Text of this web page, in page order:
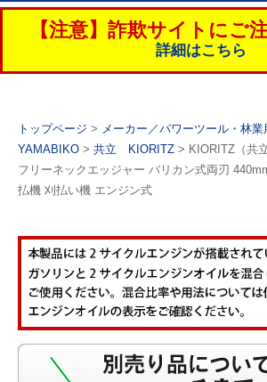
【注意】詐欺サイトにご
詳細はこちら
トップページ > メーカー／パワーツール・林業
YAMABIKO > 共立 KIORITZ > KIORITZ（共
フリーネックエッジャー バリカン式両刃
払機 刈払い機 エンジン式